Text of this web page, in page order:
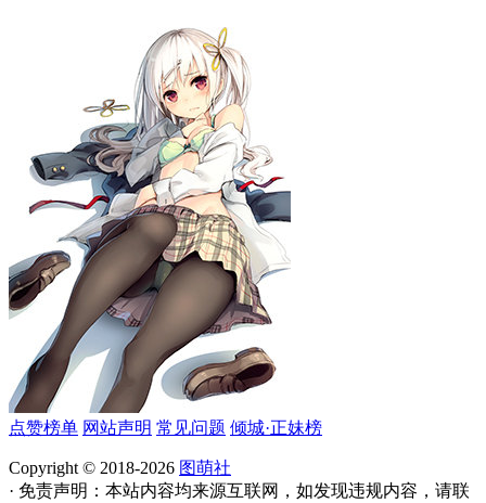
点赞榜单 网站声明 常见问题 倾城·正妹榜
Copyright © 2018-2026 图萌社
· 免责声明：本站内容均来源互联网，如发现违规内容，请联